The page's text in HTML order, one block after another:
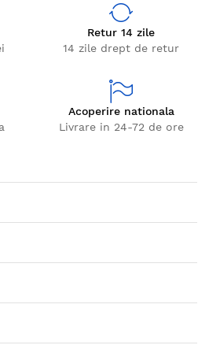
Retur 14 zile
14 zile drept de retur
Acoperire nationala
Livrare in 24-72 de ore